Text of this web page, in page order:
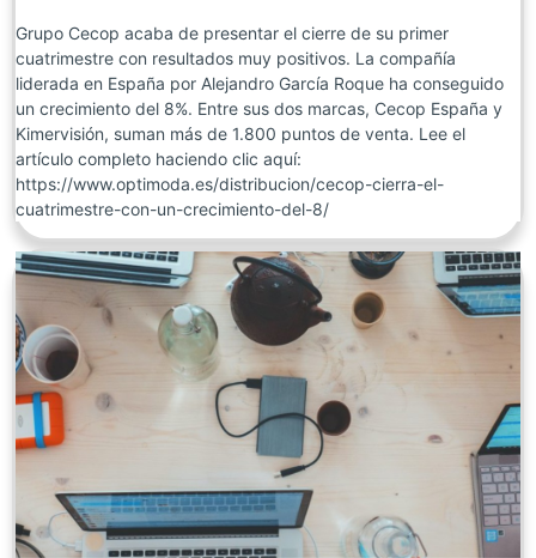
Grupo Cecop acaba de presentar el cierre de su primer
cuatrimestre con resultados muy positivos. La compañía
liderada en España por Alejandro García Roque ha conseguido
un crecimiento del 8%. Entre sus dos marcas, Cecop España y
Kimervisión, suman más de 1.800 puntos de venta. Lee el
artículo completo haciendo clic aquí:
https://www.optimoda.es/distribucion/cecop-cierra-el-
cuatrimestre-con-un-crecimiento-del-8/